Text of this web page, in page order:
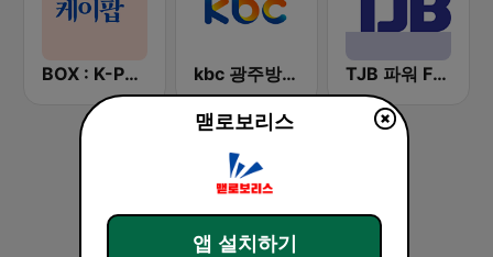
BOX : K-POP 케이팝 kbc 광주방송 MyFM TJB 파워 FM (POWER FM)
맫로보리스
앱 설치하기